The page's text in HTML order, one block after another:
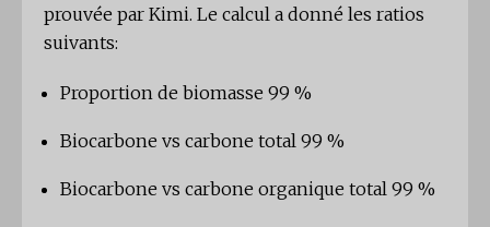
prouvée par Kimi. Le calcul a donné les ratios
suivants:
Proportion de biomasse 99 %
Biocarbone vs carbone total 99 %
Biocarbone vs carbone organique total 99 %